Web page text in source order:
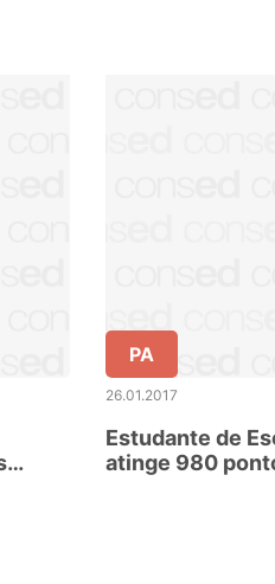
PA
26.01.2017
Estudante de
atinge 980